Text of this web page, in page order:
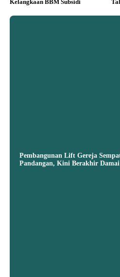
Kelangkaan BBM Subsidi
Pembangunan Lift Gereja
Pandangan, Kini Berakhir Damai